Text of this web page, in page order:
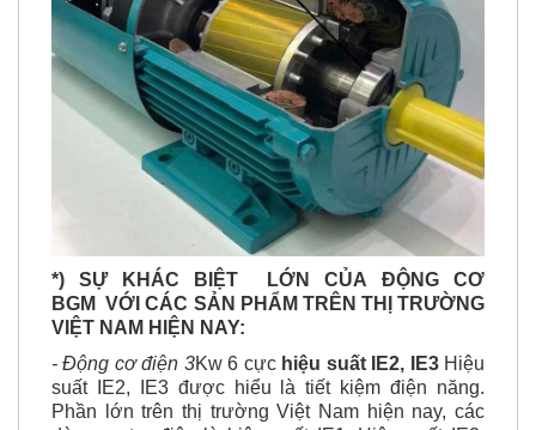
*) SỰ KHÁC BIỆT LỚN CỦA ĐỘNG CƠ
BGM VỚI CÁC SẢN PHẨM TRÊN THỊ TRƯỜNG
VIỆT NAM HIỆN NAY:
- Động cơ điện 3 Kw 6 cực
suất IE2, IE3 được hiểu là tiết kiệm điện năng.
Phần lớn trên thị trường Việt Nam hiện nay, các
dòng motor điện là hiệu suất IE1. Hiệu suất IE2,